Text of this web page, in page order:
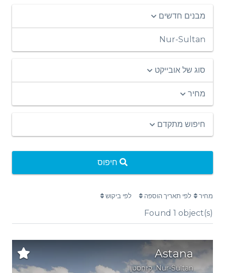
מבנים חדשים
Nur-Sultan
סוג של אובייקט
מחיר
חיפוש מתקדם
חיפוס
מחיר לפי תאריך הוספה לפי ביקוש
Found 1 object(s)
Astana
Nur-Sultan
,קזחסטן